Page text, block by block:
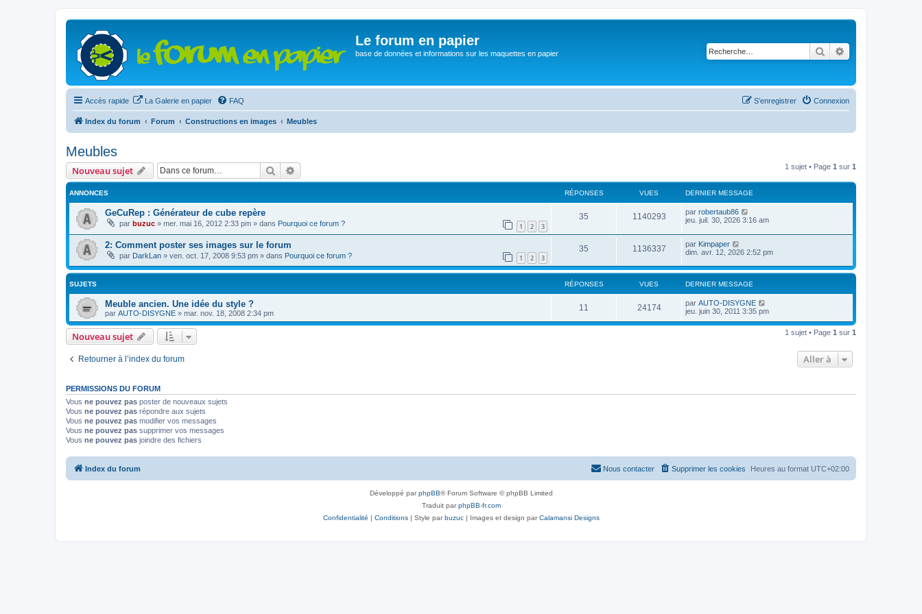
Le forum en papier
base de données et informations sur les maquettes en papier Rechercher
Accès rapide La Galerie en papier FAQ Connexion
S’enregistrer
Index du forum Forum Constructions en images Meubles
Meubles
Nouveau sujet Rechercher 1 sujet • Page 1 sur 1
ANNONCES RÉPONSES VUES DERNIER MESSAGE
GeCuRep : Générateur de cube repère
par buzuc » mer. mai 16, 2012 2:33 pm » dans Pourquoi ce forum ? 1 2 3
35 1140293 par robertaub86
jeu. juil. 30, 2026 3:16 am
2: Comment poster ses images sur le forum
par DarkLan » ven. oct. 17, 2008 9:53 pm » dans Pourquoi ce forum ? 1 2 3
35 1136337 par Kimpaper
dim. avr. 12, 2026 2:52 pm
SUJETS RÉPONSES VUES DERNIER MESSAGE
Meuble ancien. Une idée du style ?
par AUTO-DISYGNE » mar. nov. 18, 2008 2:34 pm
11 24174 par AUTO-DISYGNE
jeu. juin 30, 2011 3:35 pm
Nouveau sujet 1 sujet • Page 1 sur 1
Retourner à l’index du forum Aller à
PERMISSIONS DU FORUM
Vous ne pouvez pas poster de nouveaux sujets
Vous ne pouvez pas répondre aux sujets
Vous ne pouvez pas modifier vos messages
Vous ne pouvez pas supprimer vos messages
Vous ne pouvez pas joindre des fichiers
Index du forum Heures au format UTC+02:00
Supprimer les cookies
Nous contacter
Développé parphpBB® Forum Software © phpBB Limited
Traduit parphpBB-fr.com
Confidentialité | Conditions| Style parbuzuc| Images et design parCalamansi Designs